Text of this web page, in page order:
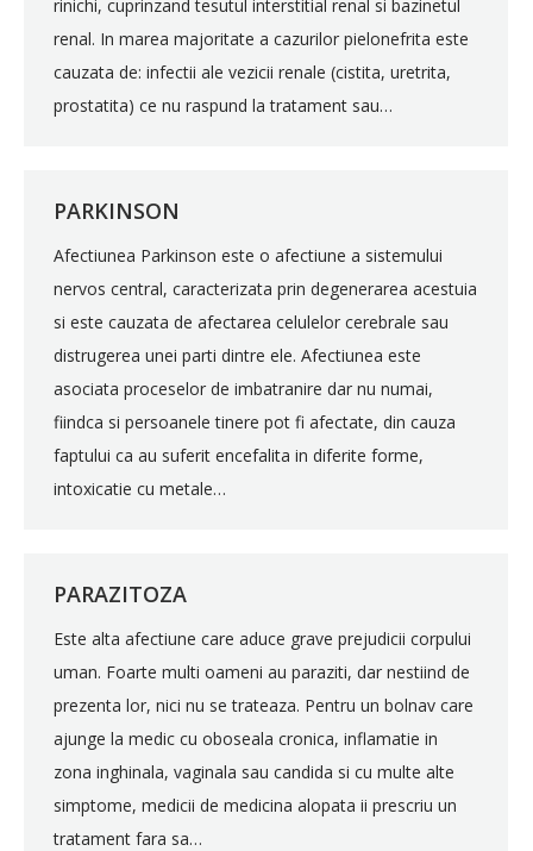
rinichi, cuprinzand tesutul interstitial renal si bazinetul
renal. In marea majoritate a cazurilor pielonefrita este
cauzata de: infectii ale vezicii renale (cistita, uretrita,
prostatita) ce nu raspund la tratament sau…
PARKINSON
Afectiunea Parkinson este o afectiune a sistemului
nervos central, caracterizata prin degenerarea acestuia
si este cauzata de afectarea celulelor cerebrale sau
distrugerea unei parti dintre ele. Afectiunea este
asociata proceselor de imbatranire dar nu numai,
fiindca si persoanele tinere pot fi afectate, din cauza
faptului ca au suferit encefalita in diferite forme,
intoxicatie cu metale…
PARAZITOZA
Este alta afectiune care aduce grave prejudicii corpului
uman. Foarte multi oameni au paraziti, dar nestiind de
prezenta lor, nici nu se trateaza. Pentru un bolnav care
ajunge la medic cu oboseala cronica, inflamatie in
zona inghinala, vaginala sau candida si cu multe alte
simptome, medicii de medicina alopata ii prescriu un
tratament fara sa…